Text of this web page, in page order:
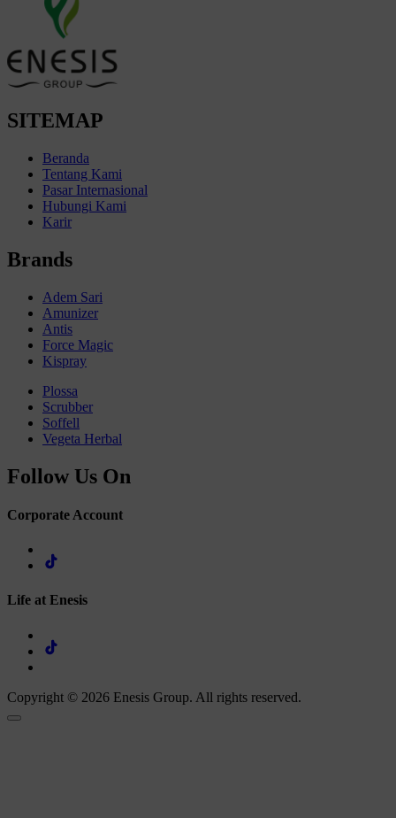
SITEMAP
Beranda
Tentang Kami
Pasar Internasional
Hubungi Kami
Karir
Brands
Adem Sari
Amunizer
Antis
Force Magic
Kispray
Plossa
Scrubber
Soffell
Vegeta Herbal
Follow Us On
Corporate Account
Life at Enesis
Copyright © 2026 Enesis Group. All rights reserved.